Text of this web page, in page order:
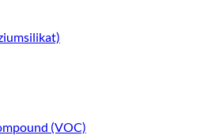
(VOC)